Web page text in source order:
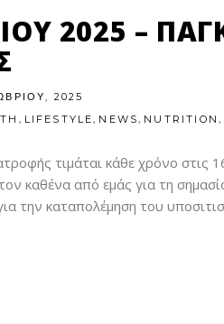
2025 –
2025
, LIFESTYLE, NEWS, NUTRITION,
τιμάται κάθε χρόνο στις
καθένα από εμάς για τη
την καταπολέμηση του